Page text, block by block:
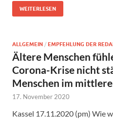
WEITERLESEN
ALLGEMEIN / EMPFEHLUNG DER
Ältere Menschen
Corona-Krise nicht
Menschen im
17. November 2020
Kassel 17.11.2020 (pm) Wie